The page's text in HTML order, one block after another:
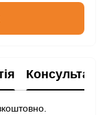
Консультація